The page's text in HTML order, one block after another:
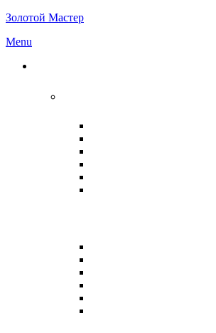
Золотой Мастер
Menu